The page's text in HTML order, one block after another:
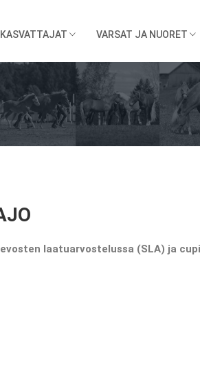
KASVATTAJAT VARSAT JA NUORET
laatuarvostelussa (SLA) ja